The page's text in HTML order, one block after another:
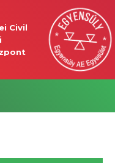
Civil